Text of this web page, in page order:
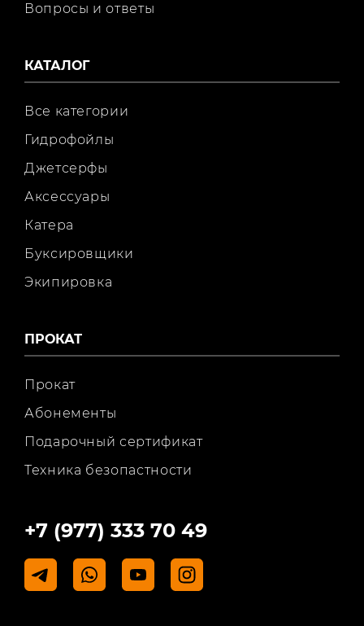
Вопросы и ответы
КАТАЛОГ
Все категории
Гидрофойлы
Джетсерфы
Аксессуары
Катера
Буксировщики
Экипировка
ПРОКАТ
Прокат
Абонементы
Подарочный сертификат
Техника безопастности
+7 (977) 333 70 49